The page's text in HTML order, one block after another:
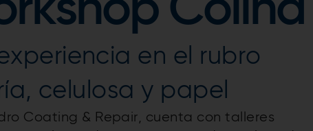
Colina
en el rubro
celulosa y papel
Coating & Repair, cuenta con talleres